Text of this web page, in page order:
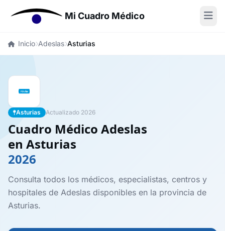
Mi Cuadro Médico
Inicio Adeslas Asturias
Asturias Actualizado 2026
Cuadro Médico Adeslas
en Asturias
2026
Consulta todos los médicos, especialistas, centros y
hospitales de Adeslas disponibles en la provincia de
Asturias.